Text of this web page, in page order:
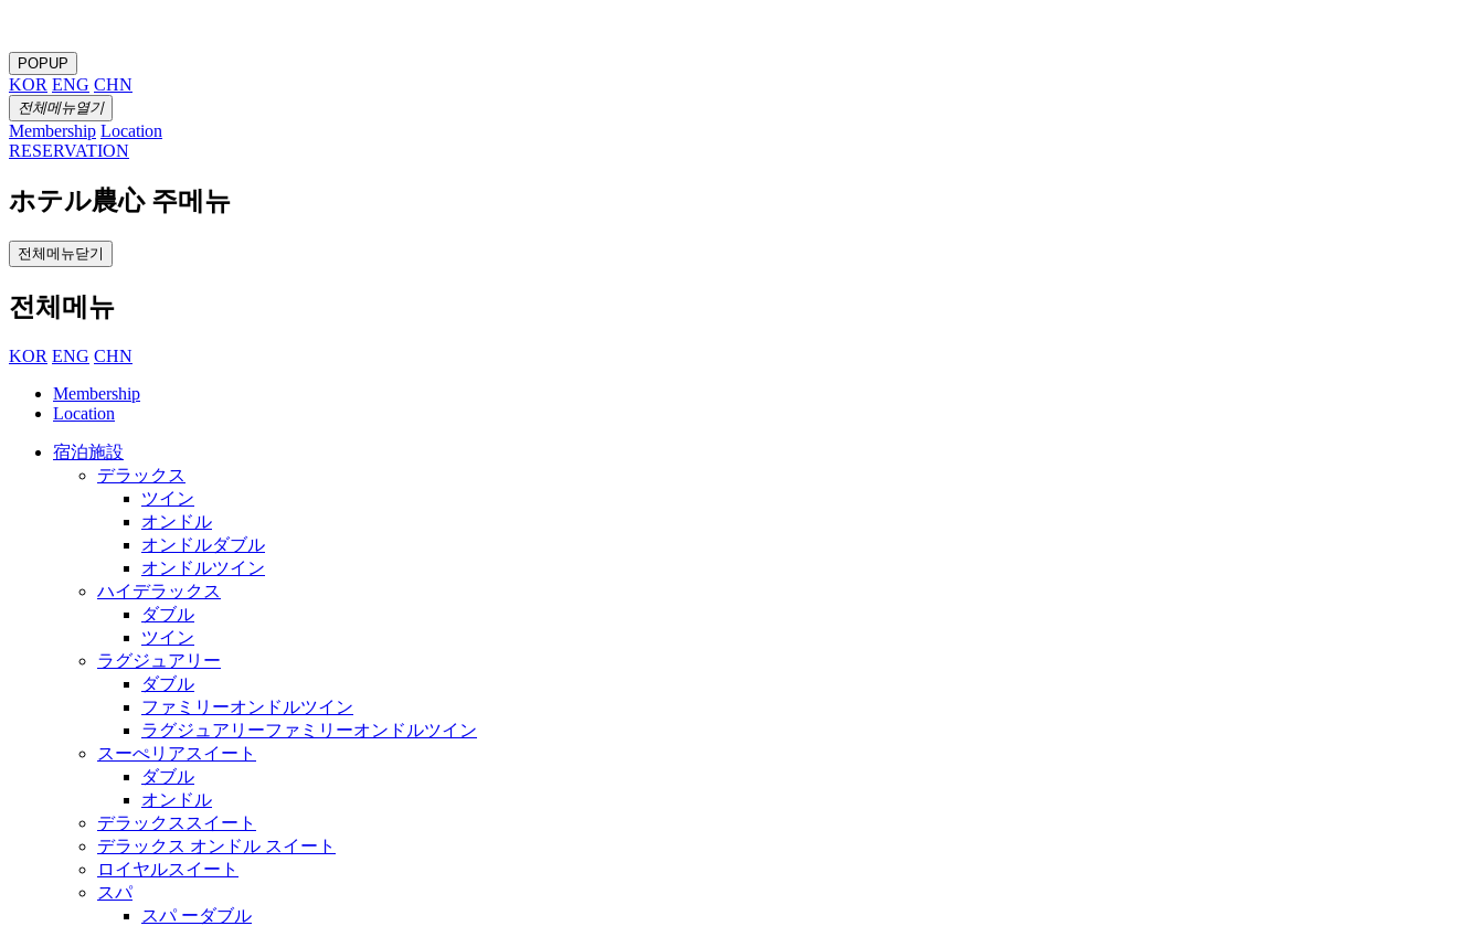
POPUP
KOR ENG CHN
전체메뉴열기
Membership Location
RESERVATION
ホテル農心 주메뉴
전체메뉴닫기
전체메뉴
KOR ENG CHN
Membership
Location
宿泊施設
デラックス
ツイン
オンドル
オンドルダブル
オンドルツイン
ハイデラックス
ダブル
ツイン
ラグジュアリー
ダブル
ファミリーオンドルツイン
ラグジュアリーファミリーオンドルツイン
スーぺリアスイート
ダブル
オンドル
デラックススイート
デラックス オンドル スイート
ロイヤルスイート
スパ
スパ ーダブル